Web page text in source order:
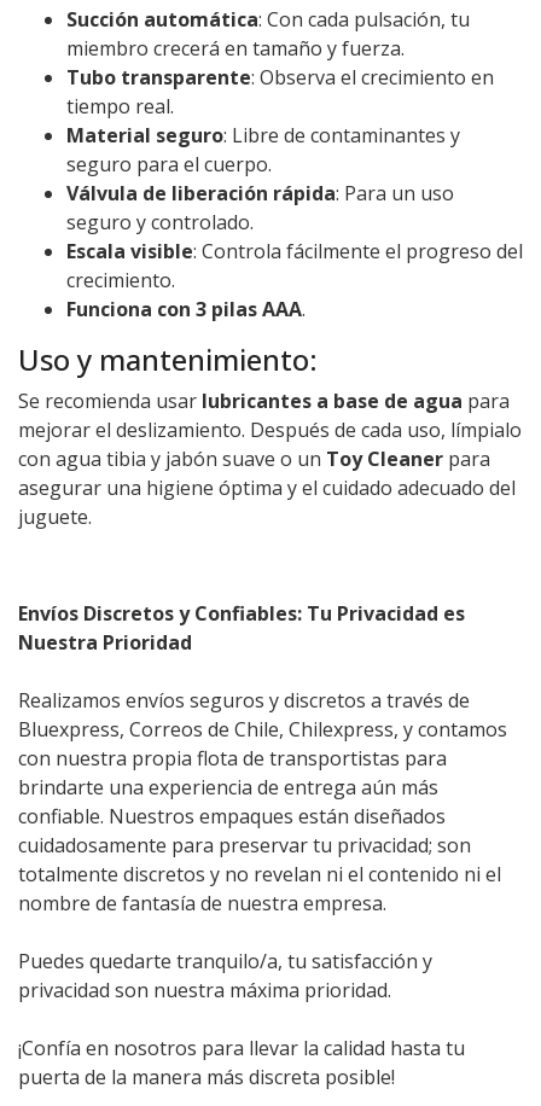
Succión automática: Con cada pulsación, tu
miembro crecerá en tamaño y fuerza.
Tubo transparente: Observa el crecimiento en
tiempo real.
Material seguro: Libre de contaminantes y
seguro para el cuerpo.
Válvula de liberación rápida: Para un uso
seguro y controlado.
Escala visible: Controla fácilmente el progreso del
crecimiento.
Funciona con 3 pilas AAA.
Uso y mantenimiento:
Se recomienda usar lubricantes a base de agua para
mejorar el deslizamiento. Después de cada uso, límpialo
con agua tibia y jabón suave o un Toy Cleaner para
asegurar una higiene óptima y el cuidado adecuado del
juguete.
Envíos Discretos y Confiables: Tu Privacidad es
Nuestra Prioridad
Realizamos envíos seguros y discretos a través de
Bluexpress, Correos de Chile, Chilexpress, y contamos
con nuestra propia flota de transportistas para
brindarte una experiencia de entrega aún más
confiable. Nuestros empaques están diseñados
cuidadosamente para preservar tu privacidad; son
totalmente discretos y no revelan ni el contenido ni el
nombre de fantasía de nuestra empresa.
Puedes quedarte tranquilo/a, tu satisfacción y
privacidad son nuestra máxima prioridad.
¡Confía en nosotros para llevar la calidad hasta tu
puerta de la manera más discreta posible!